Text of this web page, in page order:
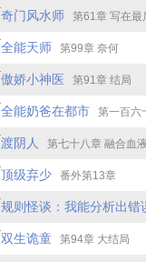
奇门风水师 第61章 写在最
全能天师 第99章 奈何
傲娇小神医 第91章 结局
全能奶爸在都市 第一百六十
渡阴人 第七十八章 融合血
顶级弃少 番外第13章
规则怪谈：我能分析出错
双生诡童 第94章 大结局